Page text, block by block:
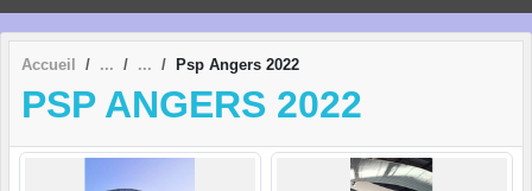
Accueil Psp Angers 2022
PSP ANGERS 2022